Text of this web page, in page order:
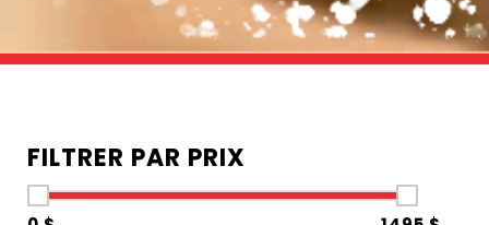
FILTRER PAR PRIX